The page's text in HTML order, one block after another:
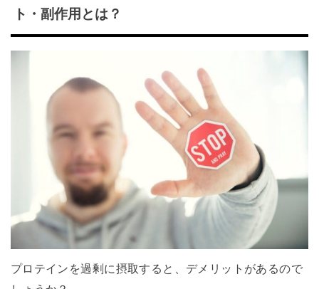
ト・副作用とは？
プロテインを過剰に摂取すると、デメリットがあるので